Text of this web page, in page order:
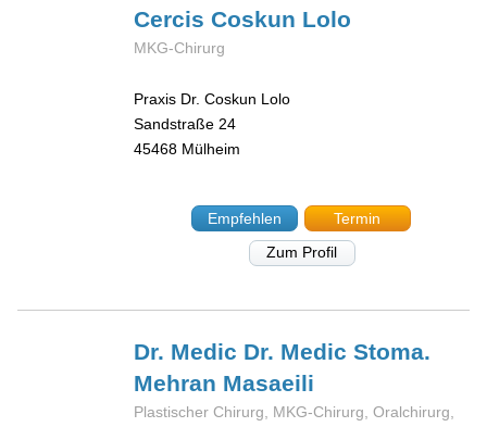
Cercis Coskun Lolo
MKG-Chirurg
Praxis Dr. Coskun Lolo
Sandstraße 24
45468 Mülheim
Empfehlen
Termin
Zum Profil
Dr. Medic Dr. Medic Stoma.
Mehran Masaeili
Plastischer Chirurg, MKG-Chirurg, Oralchirurg,